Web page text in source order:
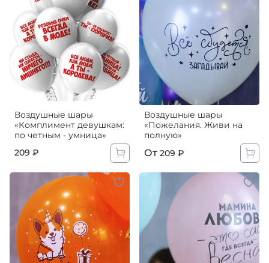
Воздушные шары
«Комплимент девушкам:
по четным - умница»‎
209 ₽
Воздушные шары
«Пожелания. Живи на
полную»
От 209 ₽